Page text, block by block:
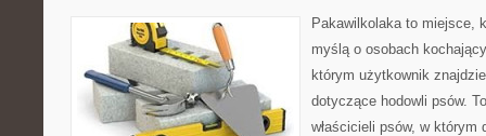
Pakawilkolaka to miejsce,
myślą o osobach
którym użytkownik
dotyczące hodowli psów.
właścicieli psów, w którym